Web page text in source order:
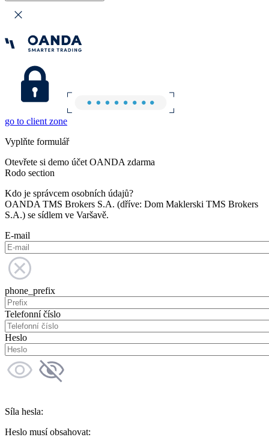
go to client zone
Vyplňte formulář
Otevřete si demo účet OANDA zdarma
Rodo section
Kdo je správcem osobních údajů?
OANDA TMS Brokers S.A. (dříve: Dom Maklerski TMS Brokers
S.A.) se sídlem ve Varšavě.
E-mail
phone_prefix
Telefonní číslo
Heslo
Síla hesla:
Heslo musí obsahovat: